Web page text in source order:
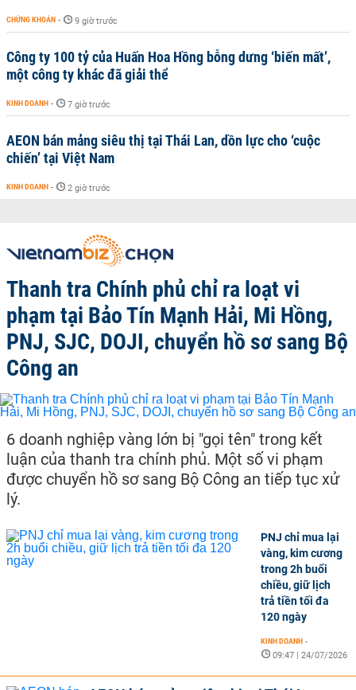
CHỨNG KHOÁN - 9 giờ trước
Công ty 100 tỷ của Huấn Hoa Hồng bỗng dưng ‘biến mất’,
một công ty khác đã giải thể
KINH DOANH - 7 giờ trước
AEON bán mảng siêu thị tại Thái Lan, dồn lực cho ‘cuộc
chiến’ tại Việt Nam
KINH DOANH - 2 giờ trước
Thanh tra Chính phủ chỉ ra loạt vi
phạm tại Bảo Tín Mạnh Hải, Mi Hồng,
PNJ, SJC, DOJI, chuyển hồ sơ sang Bộ
Công an
6 doanh nghiệp vàng lớn bị "gọi tên" trong kết
luận của thanh tra chính phủ. Một số vi phạm
được chuyển hồ sơ sang Bộ Công an tiếp tục xử
lý.
PNJ chỉ mua lại
vàng, kim cương
trong 2h buổi
chiều, giữ lịch
trả tiền tối đa
120 ngày
KINH DOANH -
09:47 | 24/07/2026